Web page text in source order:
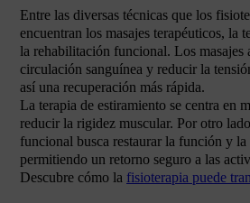
Entre las diversas técnicas que los
encuentran los masajes terapéuticos, la
la rehabilitación funcional. Los masajes
circulación sanguínea y reducir la
así una recuperación más rápida.
La terapia de estiramiento se centra en
reducir la rigidez muscular. Por otro
funcional busca restaurar la función y la
permitiendo un retorno seguro a las
Descubre cómo la fisioterapia puede